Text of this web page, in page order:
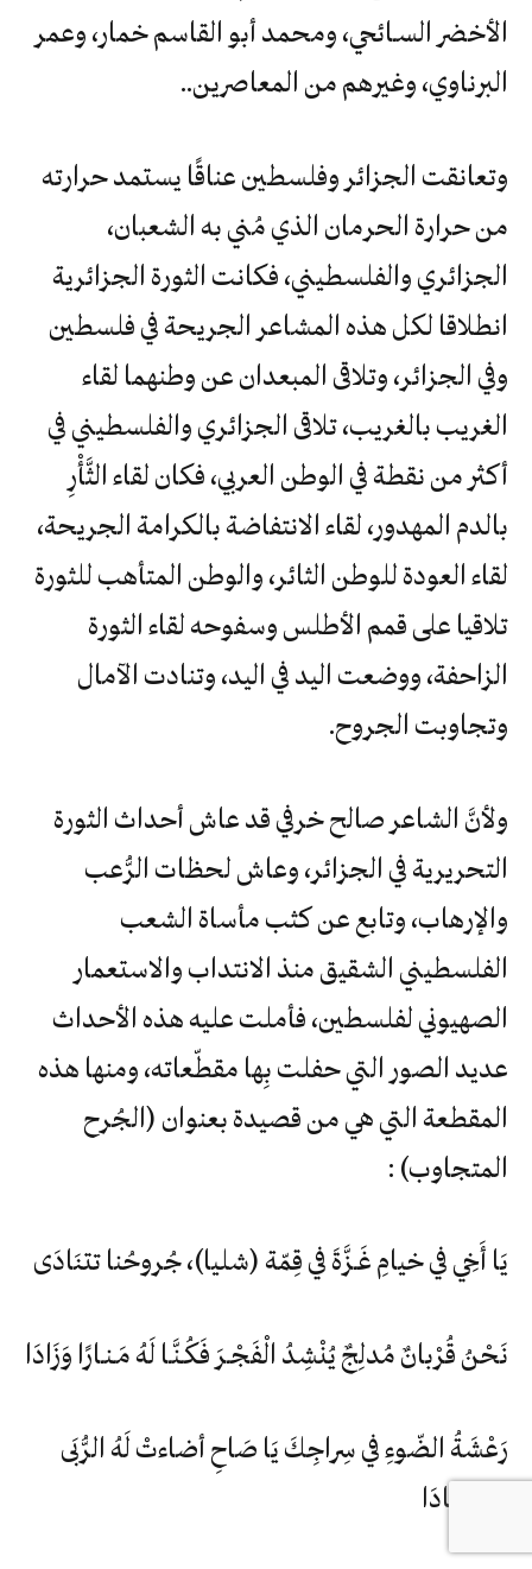
الأخضر السـائحي، ومحمد أبو القاسم خمار، وعمر
البرناوي، وغيرهم من المعاصرين..
وتعانقت الجزائر وفلسطين عناقًا يستمد حرارته
من حرارة الحرمان الذي مُني به الشعبان،
الجزائري والفلسطيني، فكانت الثورة الجزائرية
انطلاقا لكل هذه المشاعر الجريحة في فلسطين
وفي الجزائر، وتلاقى المبعدان عن وطنهما لقاء
الغريب بالغريب، تلاقى الجزائري والفلسطيني في
أكثر من نقطة في الوطن العربي، فكان لقاء الثَّأْرِ
بالدم المهدور، لقاء الانتفاضة بالكرامة الجريحة،
لقاء العودة للوطن الثائر، والوطن المتأهب للثورة
تلاقيا على قمم الأطلس وسفوحه لقاء الثورة
الزاحفة، ووضعت اليد في اليد، وتنادت الآمال
وتجاوبت الجروح.
ولأنَّ الشاعر صالح خرفي قد عاش أحداث الثورة
التحريرية في الجزائر، وعاش لحظات الرُّعب
والإرهاب، وتابع عن كثب مأساة الشعب
الفلسطيني الشقيق منذ الانتداب والاستعمار
الصهيوني لفلسطين، فأملت عليه هذه الأحداث
عديد الصور التي حفلت بِها مقطّعاته، ومنها هذه
المقطعة التي هي من قصيدة بعنوان (الجُرح
المتجاوب) :
يَا أَخِي في خيامِ غَـزَّةَ في قِمّة (شليا)، جُروحُنا تتنَادَى
نَحْنُ قُرْبانٌ مُدلِجٌ يُنْشِدُ الْفَجْـرَ فَكُـنَّـا لَهُ مَـنـارًا وَزَادَا
رَعْشَةُ الضّوءِ في سِراجِكَ يَا صَاحِ أضاءتْ لَهُ الرُّبَى
وَالوِهَـادَا